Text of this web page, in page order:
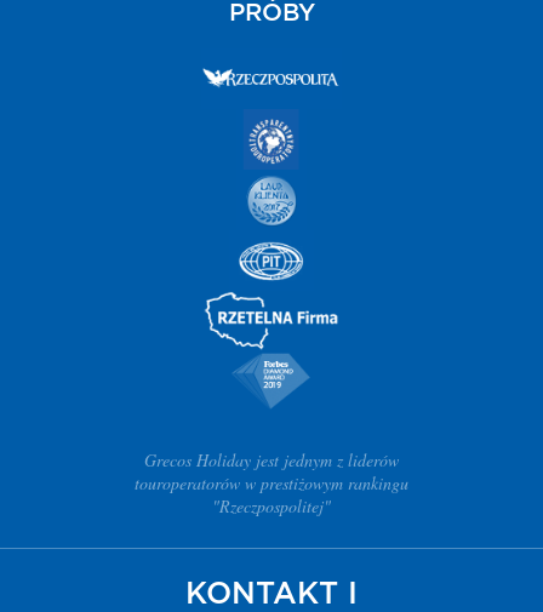
PRÓBY
Grecos Holiday jest jednym z liderów
touroperatorów w prestiżowym rankingu
"Rzeczpospolitej"
KONTAKT I